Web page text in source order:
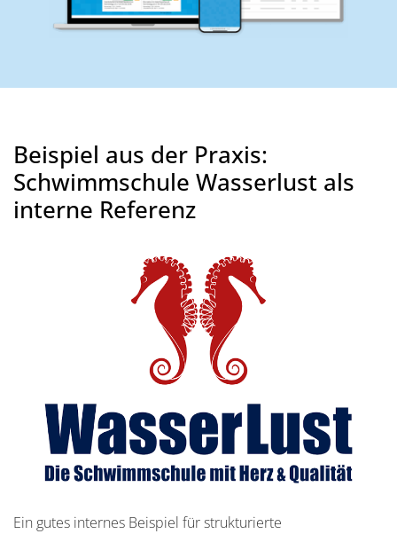
Beispiel aus der Praxis:
Schwimmschule Wasserlust als
interne Referenz
Ein gutes internes Beispiel für strukturierte